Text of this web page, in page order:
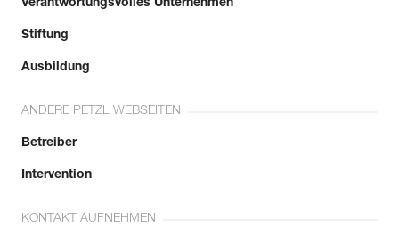
Verantwortungsvolles Unternehmen
Stiftung
Ausbildung
ANDERE PETZL WEBSEITEN
Betreiber
Intervention
KONTAKT AUFNEHMEN